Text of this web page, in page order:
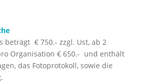
beträgt € 750.- zzgl. Ust, ab 2
Organisation € 650.- und enthält
das Fotoprotokoll, sowie die